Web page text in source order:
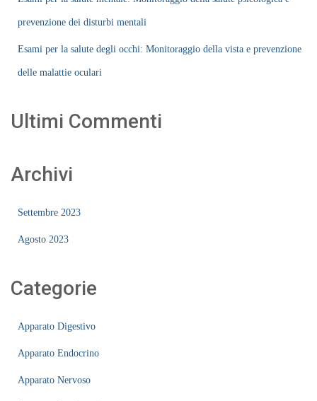
prevenzione dei disturbi mentali
Esami per la salute degli occhi: Monitoraggio della vista e prevenzione
delle malattie oculari
Ultimi Commenti
Archivi
Settembre 2023
Agosto 2023
Categorie
Apparato Digestivo
Apparato Endocrino
Apparato Nervoso